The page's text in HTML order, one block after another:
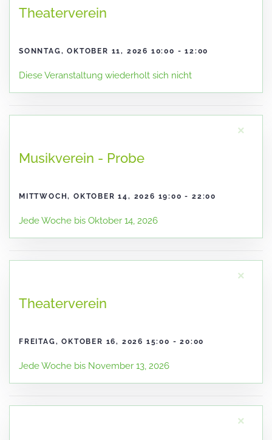
Theaterverein
SONNTAG, OKTOBER 11, 2026 10:00 - 12:00
Diese Veranstaltung wiederholt sich nicht
×
Musikverein - Probe
MITTWOCH, OKTOBER 14, 2026 19:00 - 22:00
Jede Woche bis Oktober 14, 2026
×
Theaterverein
FREITAG, OKTOBER 16, 2026 15:00 - 20:00
Jede Woche bis November 13, 2026
×